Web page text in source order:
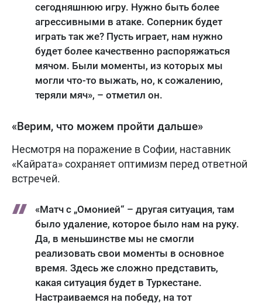
сегодняшнюю игру. Нужно быть более
агрессивными в атаке. Соперник будет
играть так же? Пусть играет, нам нужно
будет более качественно распоряжаться
мячом. Были моменты, из которых мы
могли что-то выжать, но, к сожалению,
теряли мяч», – отметил он.
«Верим, что можем пройти дальше»
Несмотря на поражение в Софии, наставник
«Кайрата» сохраняет оптимизм перед ответной
встречей.
«Матч с „Омонией“ – другая ситуация, там
было удаление, которое было нам на руку.
Да, в меньшинстве мы не смогли
реализовать свои моменты в основное
время. Здесь же сложно представить,
какая ситуация будет в Туркестане.
Настраиваемся на победу, на тот